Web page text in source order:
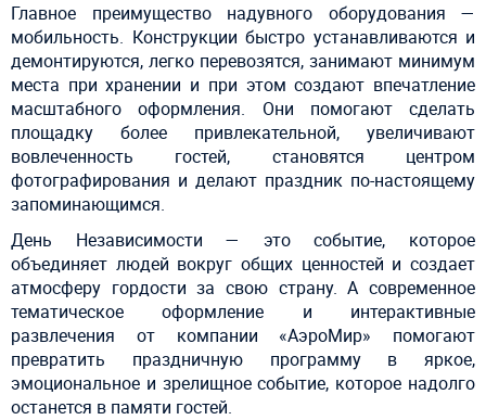
Главное преимущество надувного оборудования —
мобильность. Конструкции быстро устанавливаются и
демонтируются, легко перевозятся, занимают минимум
места при хранении и при этом создают впечатление
масштабного оформления. Они помогают сделать
площадку более привлекательной, увеличивают
вовлеченность гостей, становятся центром
фотографирования и делают праздник по-настоящему
запоминающимся.
День Независимости — это событие, которое
объединяет людей вокруг общих ценностей и создает
атмосферу гордости за свою страну. А современное
тематическое оформление и интерактивные
развлечения от компании «АэроМир» помогают
превратить праздничную программу в яркое,
эмоциональное и зрелищное событие, которое надолго
останется в памяти гостей.